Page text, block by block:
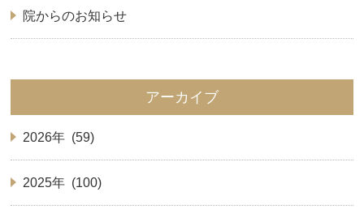
院からのお知らせ
アーカイブ
2026年 (59)
2025年 (100)